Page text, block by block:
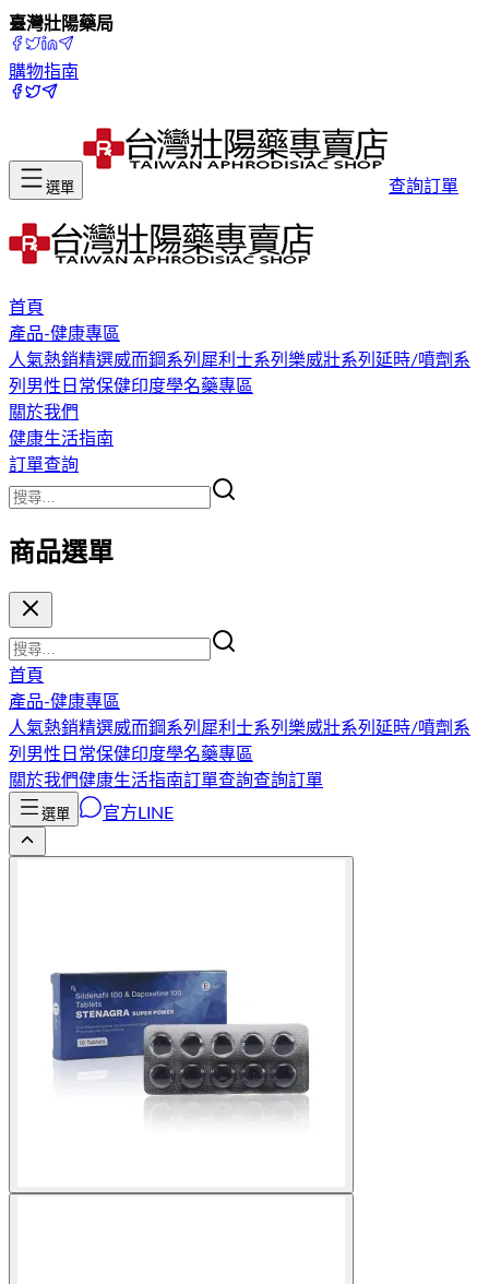
臺灣壯陽藥局
購物指南
選單 查詢訂單
首頁
產品-健康專區
人氣熱銷精選威而鋼系列 犀利士系列 樂威壯系列 延時/噴劑系
列 男性日常保健印度學名藥專區
關於我們
健康生活指南
訂單查詢
商品選單
首頁
產品-健康專區
人氣熱銷精選威而鋼系列 犀利士系列 樂威壯系列 延時/噴劑系
列 男性日常保健印度學名藥專區
關於我們健康生活指南訂單查詢查詢訂單
選單 官方LINE